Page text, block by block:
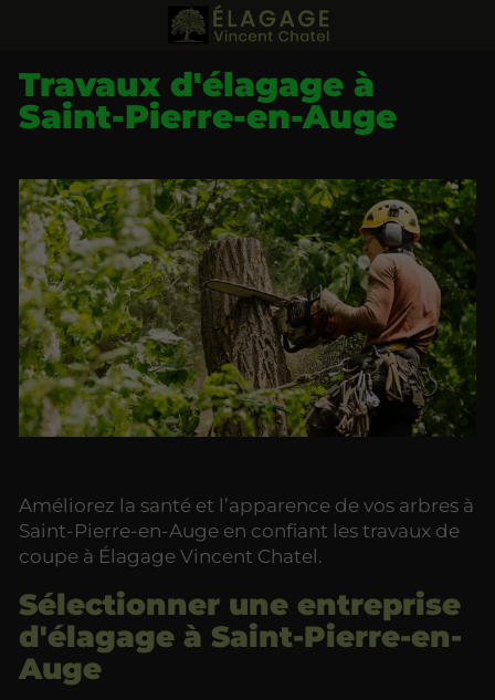
Travaux d'élagage à
Saint-Pierre-en-Auge
Améliorez la santé et l’apparence de vos arbres à
Saint-Pierre-en-Auge en confiant les travaux de
coupe à Élagage Vincent Chatel.
Sélectionner une entreprise
d'élagage à Saint-Pierre-en-
Auge